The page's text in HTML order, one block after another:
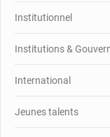
Institutionnel
Institutions &
International
Jeunes talents